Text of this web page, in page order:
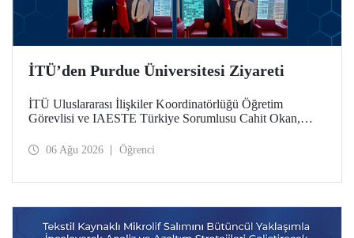
İTÜ’den Purdue Üniversitesi Ziyareti
İTÜ Uluslararası İlişkiler Koordinatörlüğü Öğretim
Görevlisi ve IAESTE Türkiye Sorumlusu Cahit Okan,
Temmuz tarihlerinde ABD’de dünyanın önde gelen
06 Ağu 2026 Öğrenci